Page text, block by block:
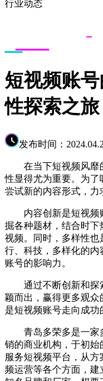
行业动态
短视频账
性探索之旅
发布时间：
在当下短视频风靡
性显得尤为重要。为
尝试新的内容形式，力
内容创新是短视频
掘各种题材，结合时
视频。同时，多样性
行、科技，多样化的
账号的影响力。
通过不断创新和探
颖而出，赢得更多观
是短视频账号走向成功
青岛多荣多是一家
销的商业机构，于初
服务短视频平台，从
频运营等各个方面，